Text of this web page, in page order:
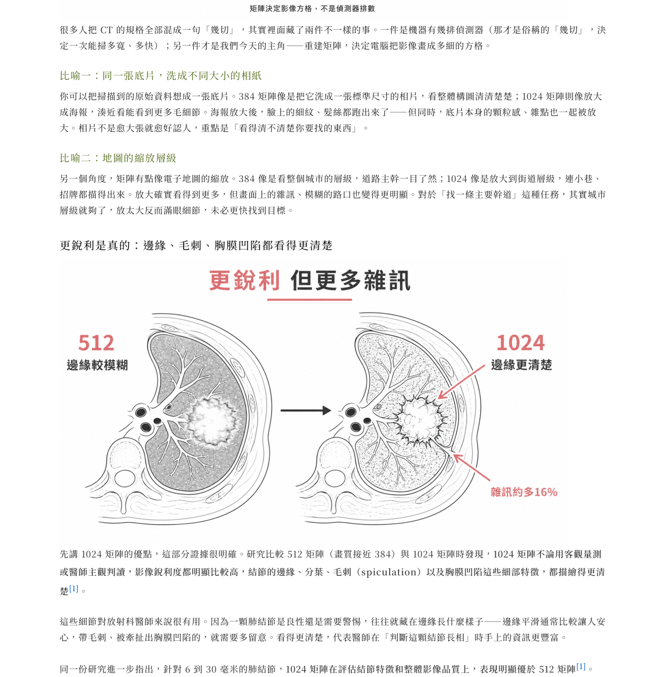
很多人把 CT 的規格全部混成一句「幾切」，其實裡面藏了兩件不一樣的事。一件是機器有幾排偵測器（那才是俗稱的「幾切」，決
定一次能掃多寬、多快）；另一件才是我們今天的主角——重建矩陣，決定電腦把影像畫成多細的方格。
比喻一：同一張底片，洗成不同大小的相紙
你可以把掃描到的原始資料想成一張底片。384 矩陣像是把它洗成一張標準尺寸的相片，看整體構圖清清楚楚；1024 矩陣則像放大
成海報，湊近看能看到更多毛細節。海報放大後，臉上的細紋、髮絲都跑出來了——但同時，底片本身的顆粒感、雜點也一起被放
大。相片不是愈大張就愈好認人，重點是「看得清不清楚你要找的東西」。
比喻二：地圖的縮放層級
另一個角度，矩陣有點像電子地圖的縮放。384 像是看整個城市的層級，道路主幹一目了然；1024 像是放大到街道層級，連小巷、
招牌都描得出來。放大確實看得到更多，但畫面上的雜訊、模糊的路口也變得更明顯。對於「找一條主要幹道」這種任務，其實城市
層級就夠了，放太大反而滿眼細節，未必更快找到目標。
更銳利是真的：邊緣、毛刺、胸膜凹陷都看得更清楚
先講 1024 矩陣的優點，這部分證據很明確。研究比較 512 矩陣（畫質接近 384）與 1024 矩陣時發現， 1024 矩陣不論用客觀量測
或醫師主觀判讀，影像銳利度都明顯比較高，結節的邊緣、分葉、毛刺（spiculation）以及胸膜凹陷這些細部特徵，都描繪得更清
楚[1] 。
這些細節對放射科醫師來說很有用。因為一顆肺結節是良性還是需要警惕，往往就藏在邊緣長什麼樣子——邊緣平滑通常比較讓人安
心，帶毛刺、被牽扯出胸膜凹陷的，就需要多留意。看得更清楚，代表醫師在「判斷這顆結節長相」時手上的資訊更豐富。
同一份研究進一步指出，針對 6 到 30 毫米的肺結節， 1024 矩陣在評估結節特徵和整體影像品質上，表現明顯優於 512 矩陣[1] 。